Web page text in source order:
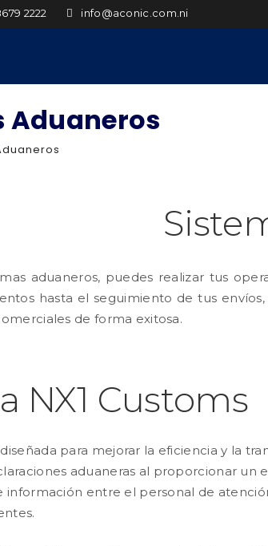
2222 info@aconic.com.ni
Aduaneros
aduaneros, puedes realizar tus
hasta el seguimiento de tus
de forma exitosa.
NX1 Customs
para mejorar la eficiencia y la
aduaneras al proporcionar un
información entre el personal de